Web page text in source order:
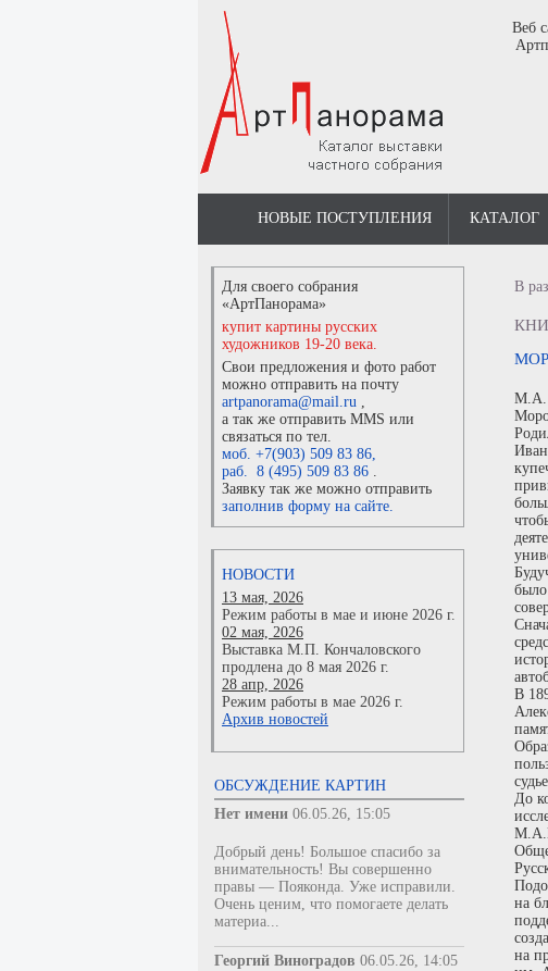
Веб
НОВЫЕ ПОСТУПЛЕНИЯ КАТАЛОГ
Для своего собрания
«АртПанорама»
купит картины русских
художников 19-20 века.
Свои предложения и фото работ
можно отправить на почту
artpanorama@mail.ru ,
а так же отправить MMS или
связаться по тел.
моб. +7(903) 509 83 86,
раб. 8 (495) 509 83 86 .
Заявку так же можно отправить
заполнив форму на сайте.
НОВОСТИ
13 мая, 2026
Режим работы в мае и июне 2026 г.
02 мая, 2026
Выставка М.П. Кончаловского
продлена до 8 мая 2026 г.
28 апр, 2026
Режим работы в мае 2026 г.
Архив новостей
ОБСУЖДЕНИЕ КАРТИН
Нет имени 06.05.26, 15:05
Добрый день! Большое спасибо за
внимательность! Вы совершенно
правы — Пояконда. Уже исправили.
Очень ценим, что помогаете делать
материа...
Георгий Виноградов 06.05.26, 14:05
В
М.А.
было
В
До
на
на